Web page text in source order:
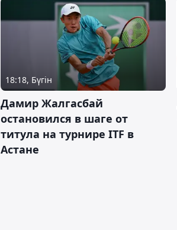
18:18, Бүгін
Дамир Жалгасбай
остановился в шаге от
титула на турнире ITF в
Астане